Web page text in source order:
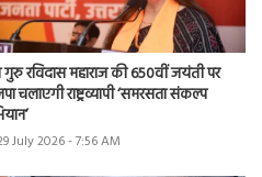
रविदास महाराज की 650वीं जयंती पर
चलाएगी राष्ट्रव्यापी ‘समरसता संकल्प
July 2026 - 7:56 AM